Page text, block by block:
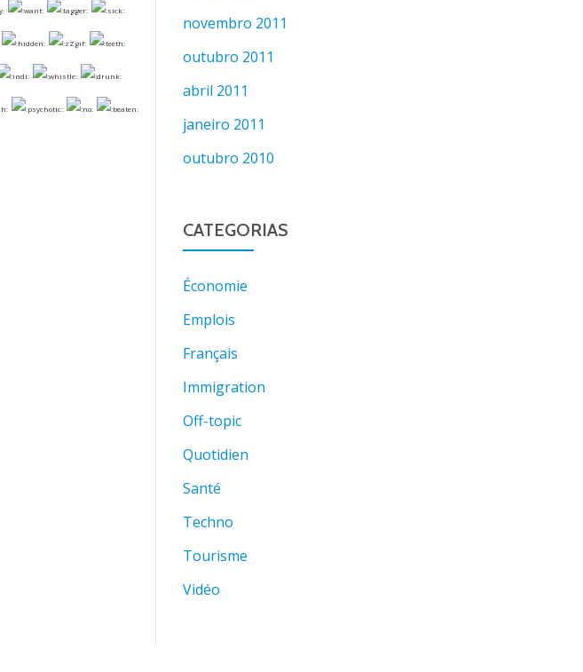
novembro 2011
outubro 2011
abril 2011
janeiro 2011
outubro 2010
CATEGORIAS
Économie
Emplois
Français
Immigration
Off-topic
Quotidien
Santé
Techno
Tourisme
Vidéo